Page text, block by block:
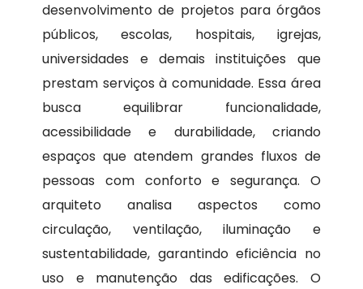
desenvolvimento de projetos para órgãos
públicos, escolas, hospitais, igrejas,
universidades e demais instituições que
prestam serviços à comunidade. Essa área
busca equilibrar funcionalidade,
acessibilidade e durabilidade, criando
espaços que atendem grandes fluxos de
pessoas com conforto e segurança. O
arquiteto analisa aspectos como
circulação, ventilação, iluminação e
sustentabilidade, garantindo eficiência no
uso e manutenção das edificações. O